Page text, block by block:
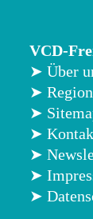
VCD-
➤ Über
➤
➤
➤
➤
➤
➤